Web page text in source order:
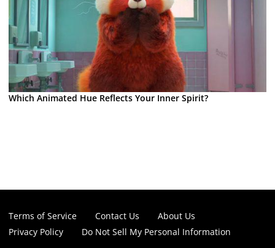
Which Animated Hue Reflects Your Inner Spirit?
Terms of Service Contact Us
About Us
Privacy Policy
Do Not Sell My Personal Information